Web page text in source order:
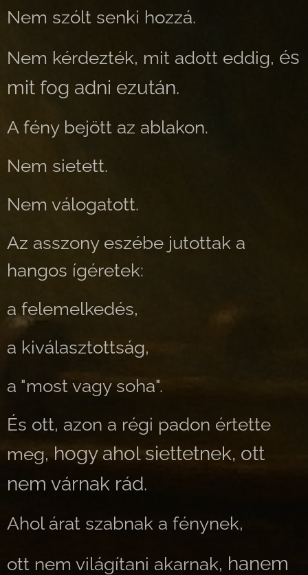
Nem szólt senki hozzá.
Nem kérdezték, mit adott eddig, és
mit fog adni ezután.
A fény bejött az ablakon.
Nem sietett.
Nem válogatott.
Az asszony eszébe jutottak a
hangos ígéretek:
a felemelkedés,
a kiválasztottság,
a "most vagy soha".
És ott, azon a régi padon értette
meg, hogy ahol siettetnek, ott
nem várnak rád.
Ahol árat szabnak a fénynek,
ott nem világítani akarnak, hanem